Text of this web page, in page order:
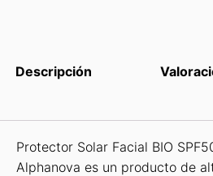
Descripción
Protector Solar Facial BIO
Alphanova es un producto de